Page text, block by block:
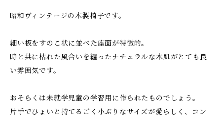
昭和ヴィンテージの木製椅子です。
細い板をすのこ状に並べた座面が特徴的。
時と共に枯れた風合いを纏ったナチュラルな木肌がとても良
い雰囲気です。
おそらくは未就学児童の学習用に作られたものでしょう。
片手でひょいと持てるごく小ぶりなサイズが愛らしく、コン